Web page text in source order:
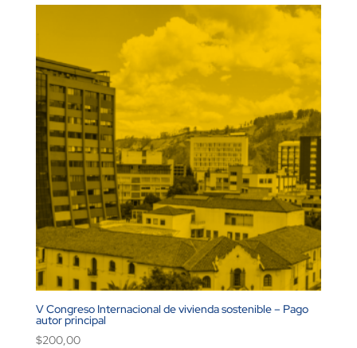
V Congreso Internacional de vivienda sostenible – Pago
autor principal
$200,00